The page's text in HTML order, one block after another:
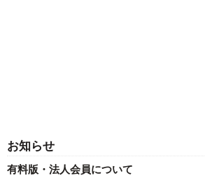
お知らせ
有料版・法人会員について